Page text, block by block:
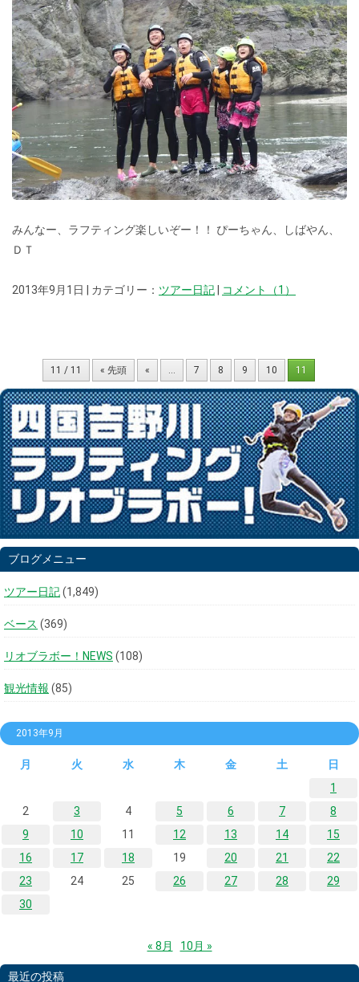
みんなー、ラフティング楽しいぞー！！ ぴーちゃん、しばやん、
ＤＴ
2013年9月1日 | カテゴリー： ツアー日記 コメント（1）
11 / 11 « 先頭 « ... 7 8 9 10 11
ブログメニュー
ツアー日記(1,849)
ベース (369)
リオブラボー！NEWS (108)
観光情報 (85)
2013年9月
月 火 水 木 金 土
日
1
2
3 4 5 6 7
8
9
10 11 12 13 14
15
16
17 18 19 20 21
22
23
24 25 26 27 28
29
30
« 8月 10月 »
最近の投稿